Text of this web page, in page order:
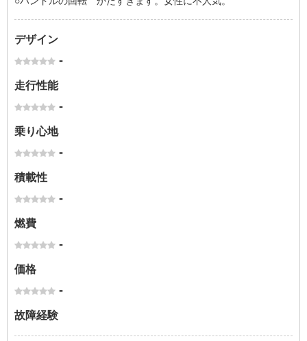
デザイン
-
走行性能
-
乗り心地
-
積載性
-
燃費
-
価格
-
故障経験